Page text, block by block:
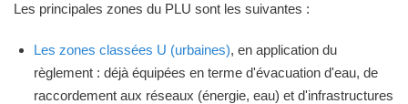
Les principales zones du PLU sont les suivantes :
Les zones classées U (urbaines), en application du
règlement : déjà équipées en terme d'évacuation d'eau, de
raccordement aux réseaux (énergie, eau) et d'infrastructures